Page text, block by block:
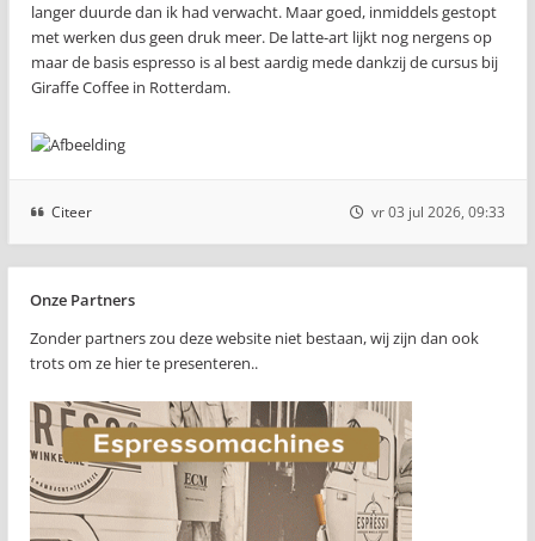
langer duurde dan ik had verwacht. Maar goed, inmiddels gestopt
met werken dus geen druk meer. De latte-art lijkt nog nergens op
maar de basis espresso is al best aardig mede dankzij de cursus bij
Giraffe Coffee in Rotterdam.
Citeer vr 03 jul 2026, 09:33
Onze Partners
Zonder partners zou deze website niet bestaan, wij zijn dan ook
trots om ze hier te presenteren..